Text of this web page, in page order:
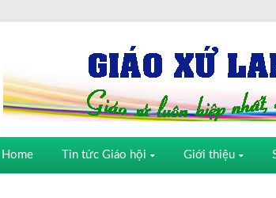
Home Tin tức Giáo hội Giới thiệu